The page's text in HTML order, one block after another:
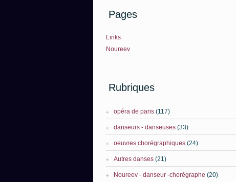
Pages
Links
Noureev
Rubriques
opéra de paris (117)
danseurs - danseuses (33)
oeuvres chorégraphiques (24)
Autres danses (21)
Noureev - danseur -chorégraphe (20)